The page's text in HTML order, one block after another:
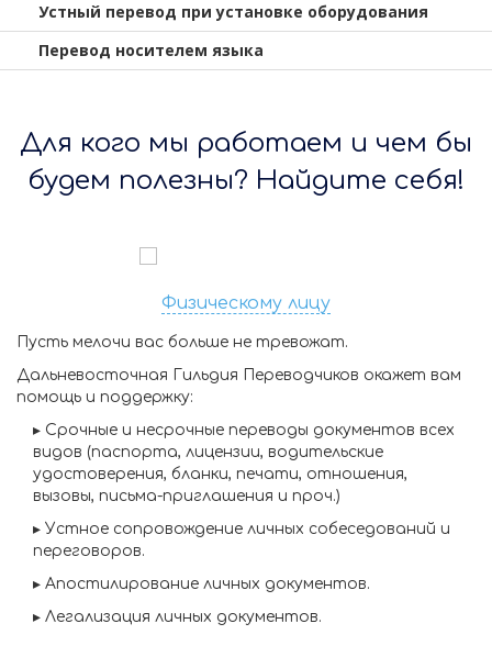
Устный перевод при установке оборудования
Перевод носителем языка
Для кого мы работаем и чем бы
будем полезны? Найдите себя!
Физическому лицу
Пусть мелочи вас больше не тревожат.
Дальневосточная Гильдия Переводчиков окажет вам
помощь и поддержку:
▸ Срочные и несрочные переводы документов всех
видов (паспорта, лицензии, водительские
удостоверения, бланки, печати, отношения,
вызовы, письма-приглашения и проч.)
▸ Устное сопровождение личных собеседований и
переговоров.
▸ Апостилирование личных документов.
▸ Легализация личных документов.